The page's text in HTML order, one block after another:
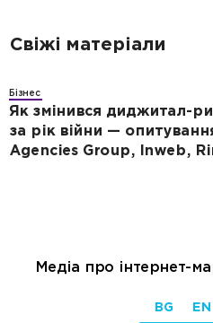
Свіжі матеріали
Бізнес
Як змінився диджитал-
за рік війни —
Agencies Group, Inweb,
Медіа про інтернет-
BG EN